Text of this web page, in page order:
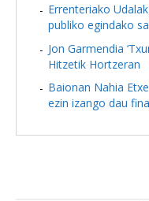
Errenteriako
publiko egindako
Jon Garmendia
Hitzetik Hortzeran
Baionan Nahia
ezin izango dau